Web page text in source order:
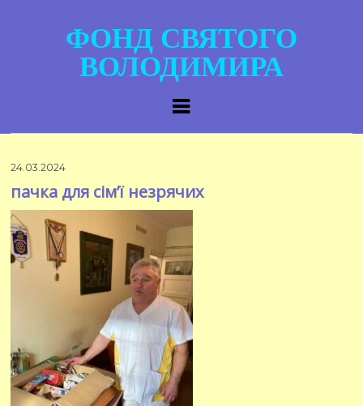
ФОНД СВЯТОГО
ВОЛОДИМИРА
24.03.2024
пачка для сім’ї незрячих